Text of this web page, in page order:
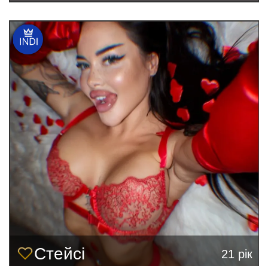
Стейсі 21 рік